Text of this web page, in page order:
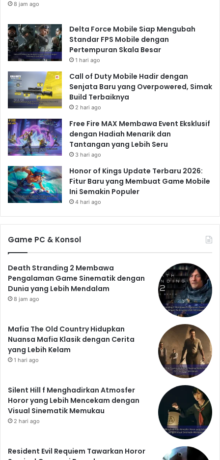
8 jam ago
Delta Force Mobile Siap Mengubah
Standar FPS Mobile dengan
Pertempuran Skala Besar
1 hari ago
Call of Duty Mobile Hadir dengan
Senjata Baru yang Overpowered, Simak
Build Terbaiknya
2 hari ago
Free Fire MAX Membawa Event Eksklusif
dengan Hadiah Menarik dan
Tantangan yang Lebih Seru
3 hari ago
Honor of Kings Update Terbaru 2026:
Fitur Baru yang Membuat Game Mobile
Ini Semakin Populer
4 hari ago
Game PC & Konsol
Death Stranding 2 Membawa
Pengalaman Game Sinematik dengan
Dunia yang Lebih Mendalam
8 jam ago
Mafia The Old Country Hidupkan
Nuansa Mafia Klasik dengan Cerita
yang Lebih Kelam
1 hari ago
Silent Hill f Menghadirkan Atmosfer
Horor yang Lebih Mencekam dengan
Visual Sinematik Memukau
2 hari ago
Resident Evil Requiem Tawarkan Horor